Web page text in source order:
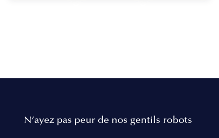
N’ayez pas peur de nos gentils robots